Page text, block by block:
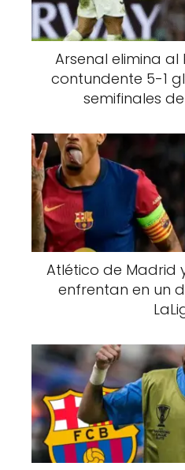
Arsenal elimina
contundente 5-1
semifinales
Atlético de Madrid
enfrentan en un